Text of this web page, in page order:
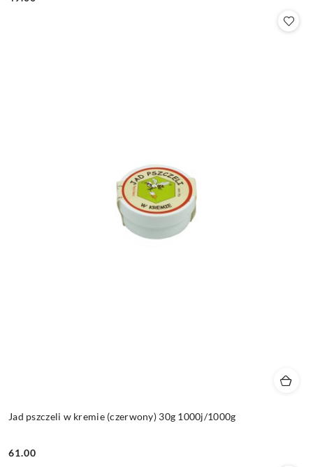
Cena:
Jad pszczeli w kremie (czerwony) 30g 1000j/1000g
Cena:
61.00